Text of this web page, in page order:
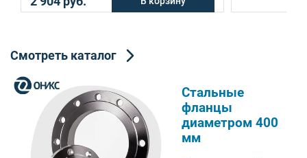
Смотреть каталог
Стальные
фланцы
диаметром 400
мм